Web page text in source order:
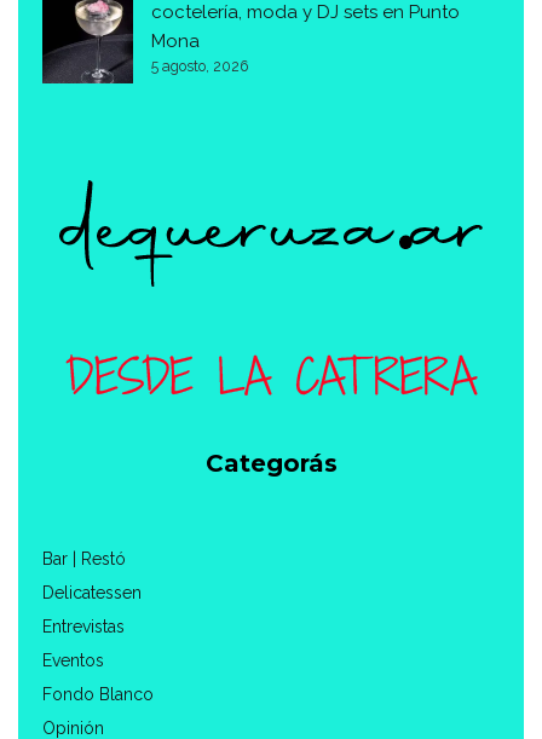
coctelería, moda y DJ sets en Punto
Mona
5 agosto, 2026
Categorás
Bar | Restó
Delicatessen
Entrevistas
Eventos
Fondo Blanco
Opinión